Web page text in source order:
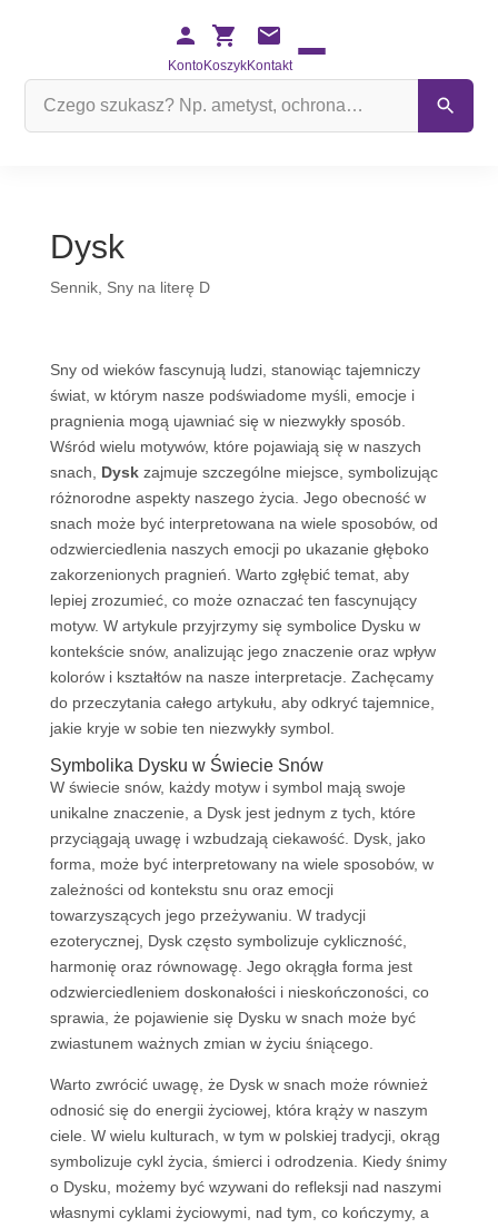
KontoKoszykKontakt
Dysk
Sennik, Sny na literę D
Sny od wieków fascynują ludzi, stanowiąc tajemniczy
świat, w którym nasze podświadome myśli, emocje i
pragnienia mogą ujawniać się w niezwykły sposób.
Wśród wielu motywów, które pojawiają się w naszych
snach, Dyskzajmuje szczególne miejsce, symbolizując
różnorodne aspekty naszego życia. Jego obecność w
snach może być interpretowana na wiele sposobów, od
odzwierciedlenia naszych emocji po ukazanie głęboko
zakorzenionych pragnień. Warto zgłębić temat, aby
lepiej zrozumieć, co może oznaczać ten fascynujący
motyw. W artykule przyjrzymy się symbolice Dysku w
kontekście snów, analizując jego znaczenie oraz wpływ
kolorów i kształtów na nasze interpretacje. Zachęcamy
do przeczytania całego artykułu, aby odkryć tajemnice,
jakie kryje w sobie ten niezwykły symbol.
Symbolika Dysku w Świecie Snów
W świecie snów, każdy motyw i symbol mają swoje
unikalne znaczenie, a Dysk jest jednym z tych, które
przyciągają uwagę i wzbudzają ciekawość. Dysk, jako
forma, może być interpretowany na wiele sposobów, w
zależności od kontekstu snu oraz emocji
towarzyszących jego przeżywaniu. W tradycji
ezoterycznej, Dysk często symbolizuje cykliczność,
harmonię oraz równowagę. Jego okrągła forma jest
odzwierciedleniem doskonałości i nieskończoności, co
sprawia, że pojawienie się Dysku w snach może być
zwiastunem ważnych zmian w życiu śniącego.
Warto zwrócić uwagę, że Dysk w snach może również
odnosić się do energii życiowej, która krąży w naszym
ciele. W wielu kulturach, w tym w polskiej tradycji, okrąg
symbolizuje cykl życia, śmierci i odrodzenia. Kiedy śnimy
o Dysku, możemy być wzywani do refleksji nad naszymi
własnymi cyklami życiowymi, nad tym, co kończymy, a